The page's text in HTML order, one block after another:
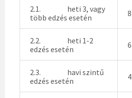
2.1. heti 3, vagy
több edzés esetén
8
2.2. heti 1-2
edzés esetén
6
2.3. havi szintű
edzés esetén
4